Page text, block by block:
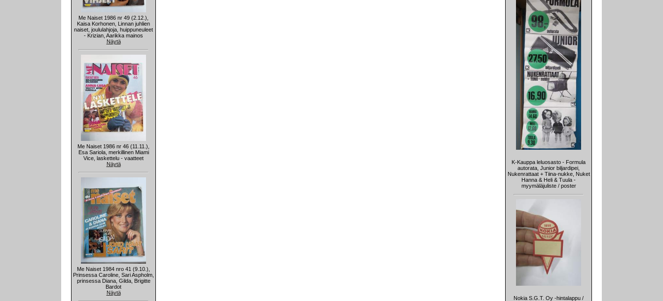
Me Naiset 1986 nr 49 (2.12.),
Kaisa Korhonen, Linnan juhlien
naiset, joululahjoja, huippuneuleet
- Krizian, Aarikka mainos
Näytä
Me Naiset 1986 nr 46 (11.11.),
Esa Sariola, merkillinen Miami
Vice, laskettelu - vaatteet
Näytä
Me Naiset 1984 nro 41 (9.10.),
Prinsessa Caroline, Sari Aspholm,
prinsessa Diana, Gilda, Brigitte
Bardot
Näytä
K-Kauppa leluosasto - Formula
autorata, Junior biljardipei,
Nukenrattaat + Tiina-nukke, Nuket
Hanna & Heli & Tuula -
myymäläjuliste / poster
Nokia S.G.T. Oy -hintalappu /